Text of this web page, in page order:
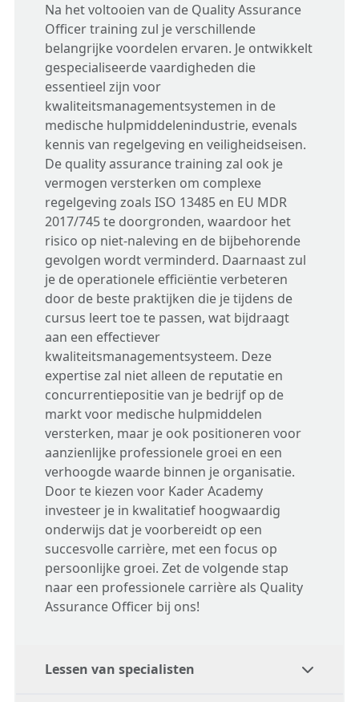
Na het voltooien van de Quality Assurance
Officer training zul je verschillende
belangrijke voordelen ervaren. Je ontwikkelt
gespecialiseerde vaardigheden die
essentieel zijn voor
kwaliteitsmanagementsystemen in de
medische hulpmiddelenindustrie, evenals
kennis van regelgeving en veiligheidseisen.
De quality assurance training zal ook je
vermogen versterken om complexe
regelgeving zoals ISO 13485 en EU MDR
2017/745 te doorgronden, waardoor het
risico op niet-naleving en de bijbehorende
gevolgen wordt verminderd. Daarnaast zul
je de operationele efficiëntie verbeteren
door de beste praktijken die je tijdens de
cursus leert toe te passen, wat bijdraagt
aan een effectiever
kwaliteitsmanagementsysteem. Deze
expertise zal niet alleen de reputatie en
concurrentiepositie van je bedrijf op de
markt voor medische hulpmiddelen
versterken, maar je ook positioneren voor
aanzienlijke professionele groei en een
verhoogde waarde binnen je organisatie.
Door te kiezen voor Kader Academy
investeer je in kwalitatief hoogwaardig
onderwijs dat je voorbereidt op een
succesvolle carrière, met een focus op
persoonlijke groei. Zet de volgende stap
naar een professionele carrière als Quality
Assurance Officer bij ons!
Lessen van specialisten